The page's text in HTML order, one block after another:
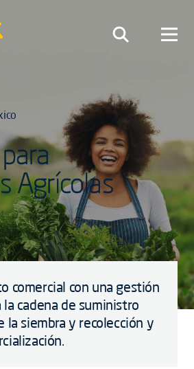
Agrícolas
comercial con una gestión
cadena de suministro
la siembra y recolección y